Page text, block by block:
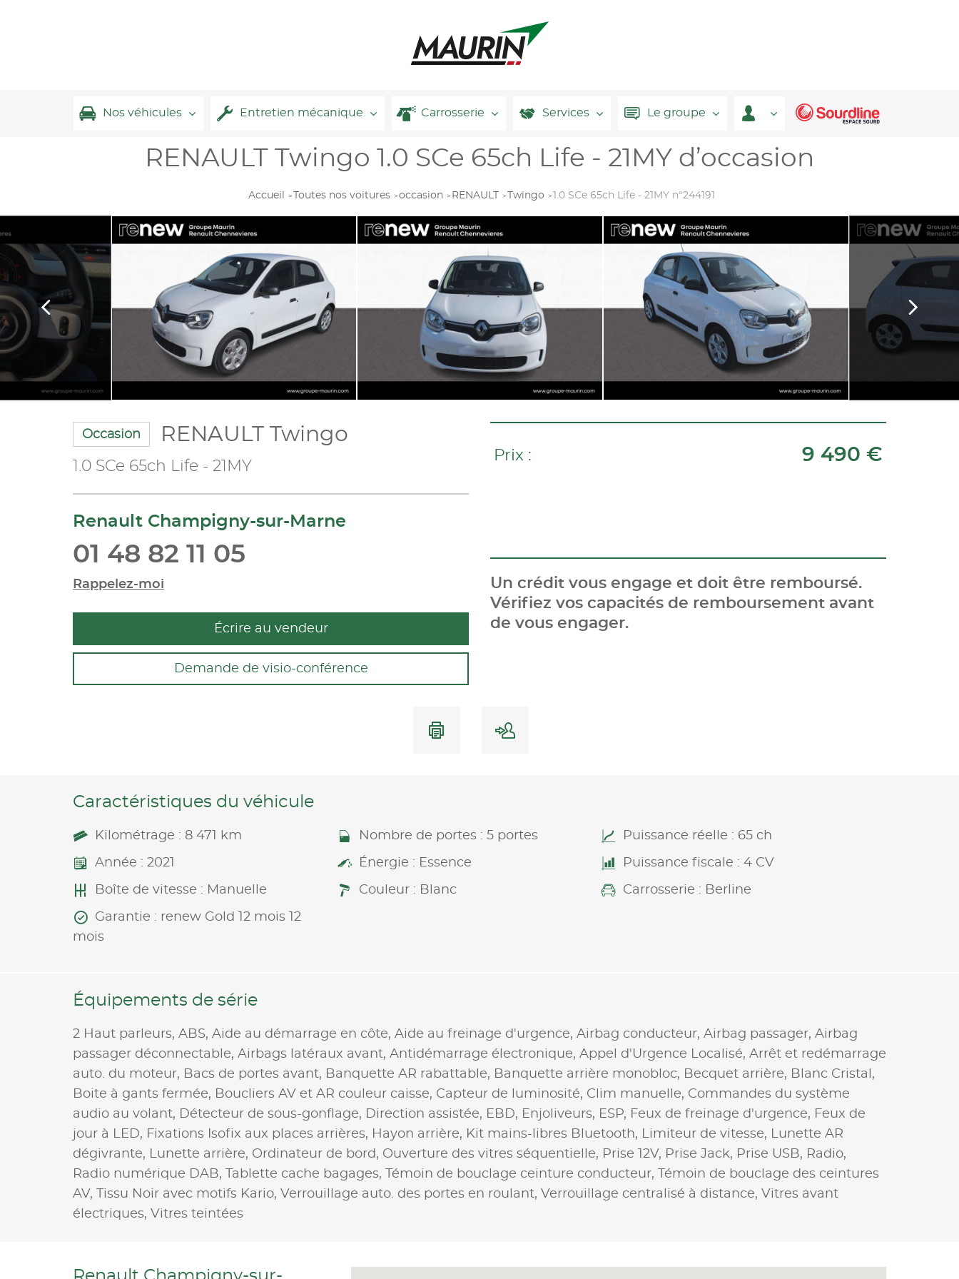
Nos véhicules Entretien mécanique Carrosserie Services Le groupe
RENAULT Twingo 1.0 SCe 65ch Life - 21MY d’occasion
Accueil Toutes nos voitures occasion RENAULT Twingo 1.0 SCe 65ch Life - 21MY n°244191
Occasion RENAULT Twingo
1.0 SCe 65ch Life - 21MY
Renault Champigny-sur-Marne
01 48 82 11 05
Rappelez-moi
Écrire au vendeur
Demande de visio-conférence
Prix : 9 490 €
Un crédit vous engage et doit être remboursé.
Vérifiez vos capacités de remboursement avant
de vous engager.
Caractéristiques du véhicule
Kilométrage : 8 471 km Nombre de portes : 5 portes Puissance réelle : 65 ch
Année : 2021 Énergie : Essence Puissance fiscale : 4 CV
Boîte de vitesse : Manuelle Couleur : Blanc Carrosserie : Berline
Garantie : renew Gold 12 mois 12
mois
Équipements de série
2 Haut parleurs, ABS, Aide au démarrage en côte, Aide au freinage d'urgence, Airbag conducteur, Airbag passager, Airbag
passager déconnectable, Airbags latéraux avant, Antidémarrage électronique, Appel d'Urgence Localisé, Arrêt et redémarrage
auto. du moteur, Bacs de portes avant, Banquette AR rabattable, Banquette arrière monobloc, Becquet arrière, Blanc Cristal,
Boite à gants fermée, Boucliers AV et AR couleur caisse, Capteur de luminosité, Clim manuelle, Commandes du système
audio au volant, Détecteur de sous-gonflage, Direction assistée, EBD, Enjoliveurs, ESP, Feux de freinage d'urgence, Feux de
jour à LED, Fixations Isofix aux places arrières, Hayon arrière, Kit mains-libres Bluetooth, Limiteur de vitesse, Lunette AR
dégivrante, Lunette arrière, Ordinateur de bord, Ouverture des vitres séquentielle, Prise 12V, Prise Jack, Prise USB, Radio,
Radio numérique DAB,
Tablette cache bagages, Témoin de bouclage ceinture conducteur,
Témoin de bouclage des ceintures
AV,
Tissu Noir avec motifs Kario, Verrouillage auto. des portes en roulant, Verrouillage centralisé à distance, Vitres avant
électriques, Vitres teintées